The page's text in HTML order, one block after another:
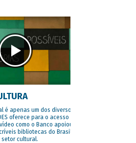
é apenas um dos diversos
oferece para o acesso à
como o Banco apoiou
bibliotecas do Brasil e
cultural.